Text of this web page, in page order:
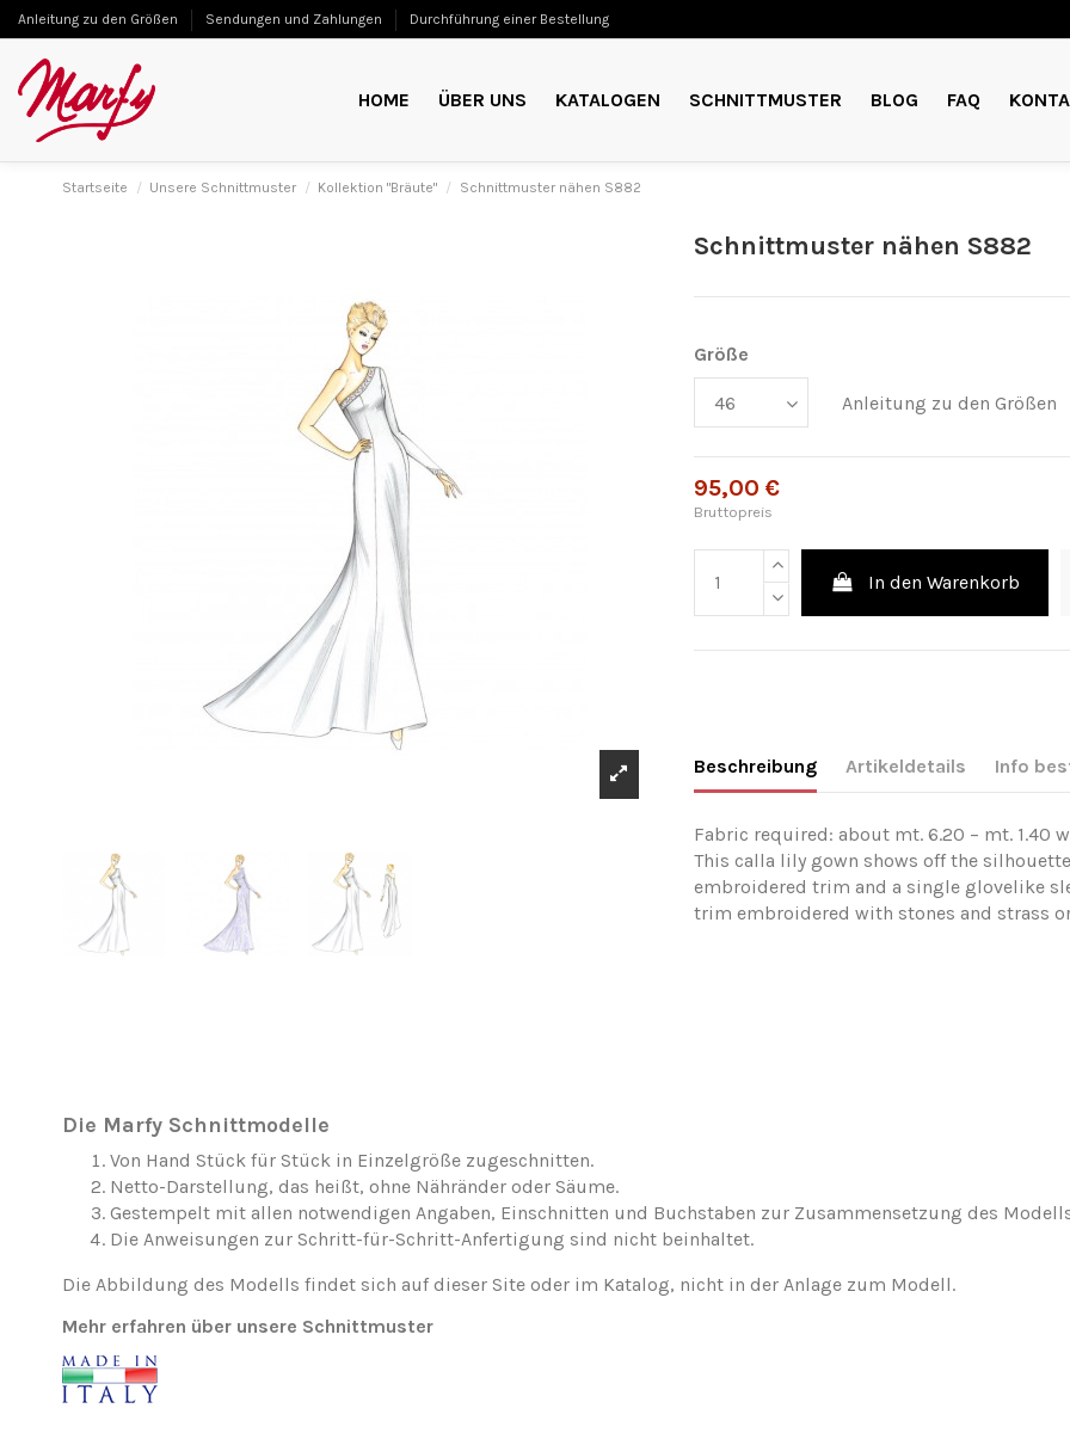
Anleitung zu den Größen Sendungen und Zahlungen Durchführung einer Bestellung
HOME ÜBER UNS KATALOGEN SCHNITTMUSTER BLOG FAQ
Startseite Unsere Schnittmuster Kollektion "Bräute" Schnittmuster nähen S882
Schnittmuster nähen S882
Größe
Anleitung zu den Größen
95,00 €
Bruttopreis
In den Warenkorb
Beschreibung Artikeldetails Info
Fabric required: about mt. 6.20 – mt. 1.40
This calla lily gown shows off the
embroidered trim and a single glovelike
trim embroidered with stones and strass
Die Marfy Schnittmodelle
Von Hand Stück für Stück in Einzelgröße zugeschnitten.
Netto-Darstellung, das heißt, ohne Nähränder oder Säume.
Gestempelt mit allen notwendigen Angaben, Einschnitten und Buchstaben zur Zusammensetzung des
Die Anweisungen zur Schritt-für-Schritt-Anfertigung sind nicht beinhaltet.
Die Abbildung des Modells findet sich auf dieser Site oder im Katalog, nicht in der Anlage zum Modell.
Mehr erfahren über unsere Schnittmuster